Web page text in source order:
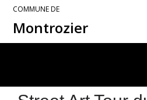
COMMUNE DE
Montrozier